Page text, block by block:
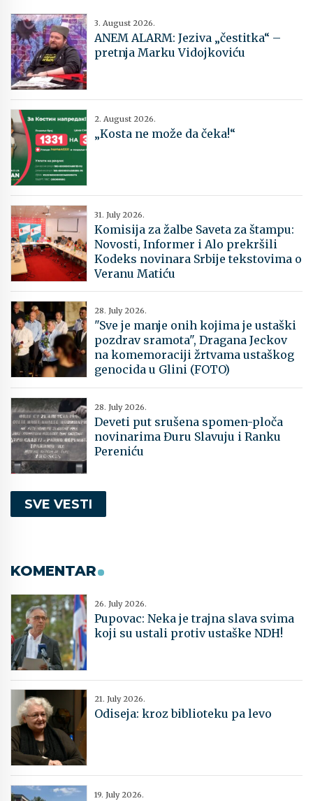
3. August 2026.
ANEM ALARM: Jeziva „čestitka“ –
pretnja Marku Vidojkoviću
2. August 2026.
„Kosta ne može da čeka!“
31. July 2026.
Komisija za žalbe Saveta za štampu:
Novosti, Informer i Alo prekršili
Kodeks novinara Srbije tekstovima o
Veranu Matiću
28. July 2026.
"Sve je manje onih kojima je ustaški
pozdrav sramota", Dragana Jeckov
na komemoraciji žrtvama ustaškog
genocida u Glini (FOTO)
28. July 2026.
Deveti put srušena spomen-ploča
novinarima Đuru Slavuju i Ranku
Pereniću
SVE VESTI
KOMENTAR
26. July 2026.
Pupovac: Neka je trajna slava svima
koji su ustali protiv ustaške NDH!
21. July 2026.
Odiseja: kroz biblioteku pa levo
19. July 2026.